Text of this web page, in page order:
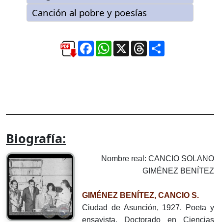
FacebookWhatsApp
X ThreadsCompartir
Biografía:
Nombre real: CANCIO SOLANO
GIMÉNEZ BENÍTEZ
GIMÉNEZ BENÍTEZ, CANCIO S.
Ciudad de Asunción, 1927. Poeta y
ensayista. Doctorado en Ciencias